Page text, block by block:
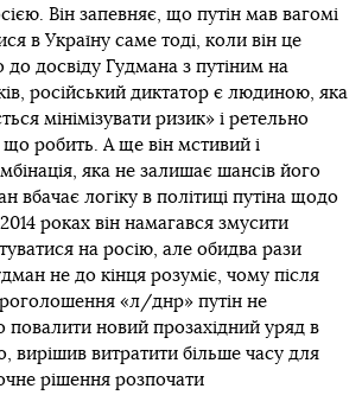
Він запевняє, що путін мав вагомі
в Україну саме тоді, коли він це
до досвіду Гудмана з путіним на
російський диктатор є людиною, яка
мінімізувати ризик» і ретельно
що робить. А ще він мстивий і
яка не залишає шансів його
вбачає логіку в політиці путіна щодо
роках він намагався змусити
на росію, але обидва рази
не до кінця розуміє, чому після
«л/днр» путін не
повалити новий прозахідний уряд в
вирішив витратити більше часу для
рішення розпочати